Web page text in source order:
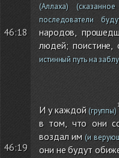
46:18
(Аллаха)
последователи
народов,
людей; поистине,
истинный путь на
46:19
И у каждой(группы)
в том, что они
воздал им (и
они не будут